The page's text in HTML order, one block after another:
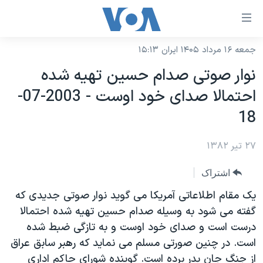
لینکهای
دسترسی
جهش
به
محتوای
اصلی
صفحه
جهش
به
جستجو
نسخه سبک وب‌سایت
موضوع ها
آمریکا
جهان
ورزشی
گزیده‌ها
ویژه برنامه‌ها
ویدیوها
برنامه های تلویزیونی
جدول برنامه ها
صفحه‌های ویژه
جام جهانی ۲۰۲۶
عملیات خشم حماسی
۲۵۰سالگی آمریکا
بایگانی برنامه‌های تلویزیونی
فرکانس‌های صدای آمریکا
پخش رادیویی
یادگیری زبان انگلیسی
جمعه ۱۶ مرداد ۱۴۰۵ ایران ۱۵:۱۳
نوار صوتی صدام حسين تهيه شده
احتمالا صدای خود اوست - 2003-07-
18
۲۷ تیر ۱۳۸۲
اشتراک
يک مقام اطلاعاتی آمريکا می گويد نوار صوتی جديدی که
گفته می شود به وسيله صدام حسين تهيه شده احتمالا
درست است و صدای خود اوست و به تازگی ضبط شده
است. در چنين صورتی مسلم می نمايد که رهبر سابق عراق
از جنگ جان بدر برده است. گوينده شورای حاکم اداری